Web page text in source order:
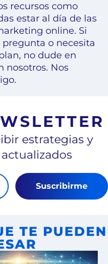
recursos como
estar al día de las
online. Si
o necesita
no dude en
nosotros. Nos
estrategias y
Suscribirme
TE PUEDEN